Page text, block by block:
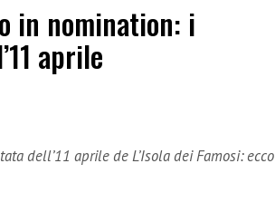
in nomination: i
aprile
dell’11 aprile de L’Isola dei Famosi: ecco